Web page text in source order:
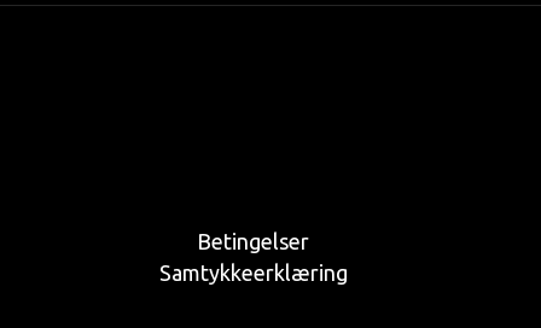
Betingelser
Samtykkeerklæring